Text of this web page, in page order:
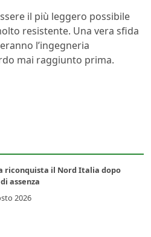
il più leggero possibile
resistente. Una vera sfida
l’ingegneria
mai raggiunto prima.
riconquista il Nord Italia dopo
assenza
2026